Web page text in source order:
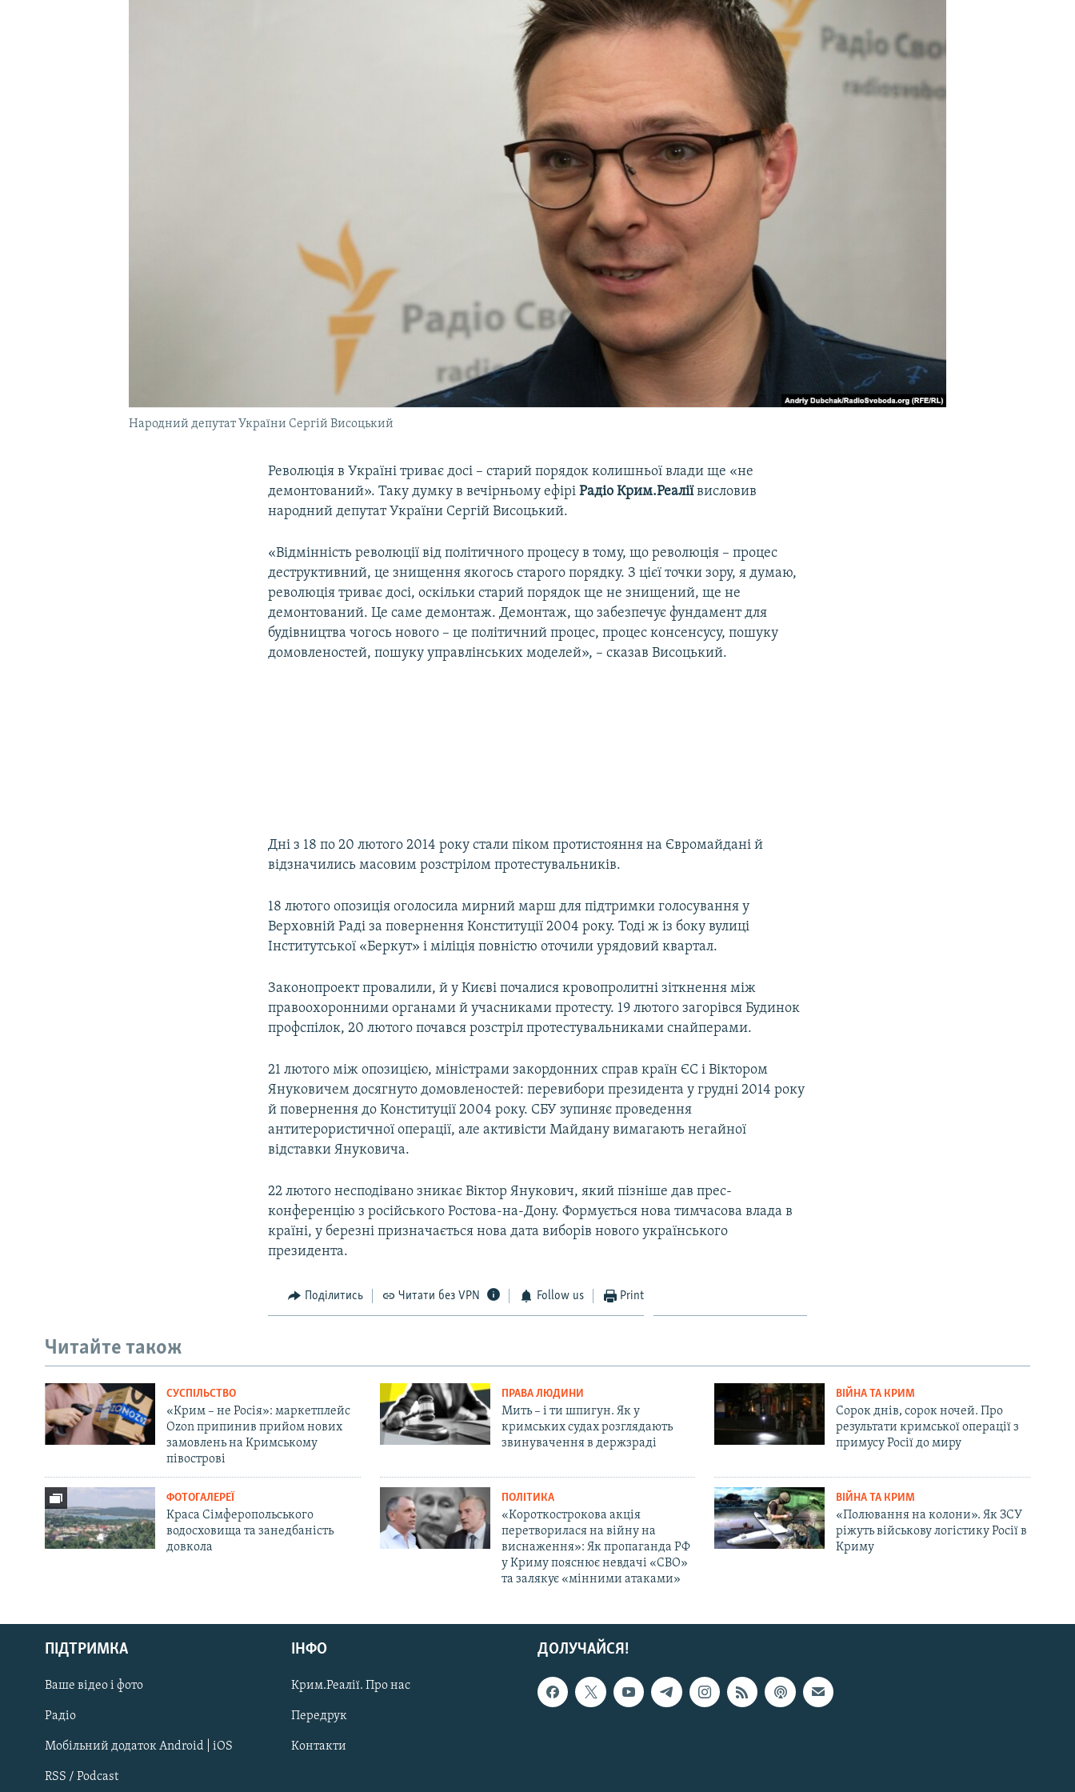
Русский
Qırımtatar
ДОЛУЧАЙСЯ!
Народний депутат України Сергій Висоцький
Революція в Україні триває досі – старий порядок колишньої влади ще «не
демонтований». Таку думку в вечірньому ефіріРадіо Крим.Реаліївисловив
народний депутат України Сергій Висоцький.
«Відмінність революції від політичного процесу в тому, що революція – процес
деструктивний, це знищення якогось старого порядку. З цієї точки зору, я думаю,
революція триває досі, оскільки старий порядок ще не знищений, ще не
демонтований. Це саме демонтаж. Демонтаж, що забезпечує фундамент для
будівництва чогось нового – це політичний процес, процес консенсусу, пошуку
домовленостей, пошуку управлінських моделей», – сказав Висоцький.
Дні з 18 по 20 лютого 2014 року стали піком протистояння на Євромайдані й
відзначились масовим розстрілом протестувальників.
18 лютого опозиція оголосила мирний марш для підтримки голосування у
Верховній Раді за повернення Конституції 2004 року. Тоді ж із боку вулиці
Інститутської «Беркут» і міліція повністю оточили урядовий квартал.
Законопроект провалили, й у Києві почалися кровопролитні зіткнення між
правоохоронними органами й учасниками протесту. 19 лютого загорівся Будинок
профспілок, 20 лютого почався розстріл протестувальниками снайперами.
21 лютого між опозицією, міністрами закордонних справ країн ЄС і Віктором
Януковичем досягнуто домовленостей: перевибори президента у грудні 2014 року
й повернення до Конституції 2004 року. СБУ зупиняє проведення
антитерористичної операції, але активісти Майдану вимагають негайної
відставки Януковича.
22 лютого несподівано зникає Віктор Янукович, який пізніше дав прес-
конференцію з російського Ростова-на-Дону. Формується нова тимчасова влада в
країні, у березні призначається нова дата виборів нового українського
президента.
Поділитись Читати без VPN Follow us Print
Читайте також
СУСПІЛЬСТВО
«Крим – не Росія»: маркетплейс
Ozon припинив прийом нових
замовлень на Кримському
півострові
ПРАВА ЛЮДИНИ
Мить – і ти шпигун. Як у
кримських судах розглядають
звинувачення в держзраді
ВІЙНА ТА КРИМ
Сорок днів, сорок ночей. Про
результати кримської операції з
примусу Росії до миру
ФОТОГАЛЕРЕЇ
Краса Сімферопольського
водосховища та занедбаність
довкола
ПОЛІТИКА
«Короткострокова акція
перетворилася на війну на
виснаження»: Як пропаганда РФ
у Криму пояснює невдачі «СВО»
та залякує «мінними атаками»
ВІЙНА ТА КРИМ
«Полювання на колони». Як ЗСУ
ріжуть військову логістику Росії в
Криму
ДОЛУЧАЙСЯ!
ПІДТРИМКА
Ваше відео і фото
Радіо
Мобільний додаток Android | iOS
RSS / Podcast
ІНФО
Крим.Реалії. Про нас
Передрук
Контакти